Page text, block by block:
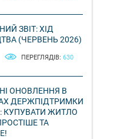
ЗВІТ: ХІД
(ЧЕРВЕНЬ 2026)
ПЕРЕГЛЯДІВ: 630
ОНОВЛЕННЯ В
ДЕРЖПІДТРИМКИ
КУПУВАТИ ЖИТЛО
ТА